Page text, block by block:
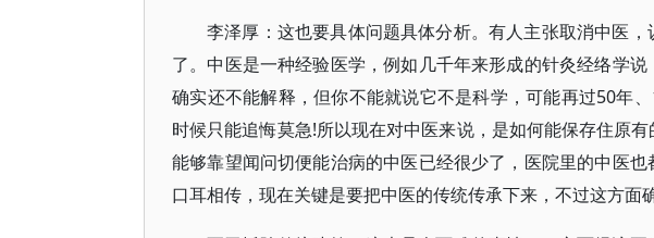
李泽厚：这也要具体问题具体分析。有人主张取消中医
了。中医是一种经验医学，例如几千年来形成的针灸经络学
确实还不能解释，但你不能就说它不是科学，可能再过50年
时候只能追悔莫急!所以现在对中医来说，是如何能保存住原
能够靠望闻问切便能治病的中医已经很少了，医院里的中医
口耳相传，现在关键是要把中医的传统传承下来，不过这方面